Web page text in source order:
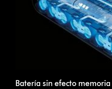
Batería sin efecto memoria